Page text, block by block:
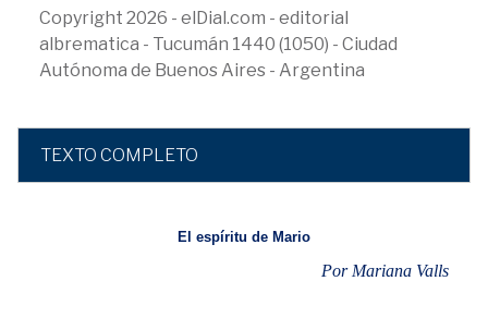
Copyright 2026 - elDial.com - editorial
albrematica - Tucumán 1440 (1050) - Ciudad
Autónoma de Buenos Aires - Argentina
TEXTO COMPLETO
El espíritu de Mario
Por Mariana Valls